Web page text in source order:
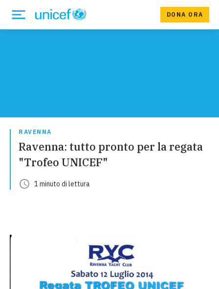
DONA ORA
RAVENNA
Ravenna: tutto pronto per la regata
"Trofeo UNICEF"
1 minuto di lettura